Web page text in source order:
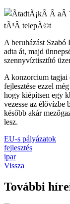
A beruházást
adta át, majd
szennyvíztisztító
A konzorcium tagjai
fejlesztése ezzel
hogy kiépítsen egy
vezesse az élővízbe
később akár
lesz.
EU-s pályázatok
fejlesztés
ipar
Vissza
További